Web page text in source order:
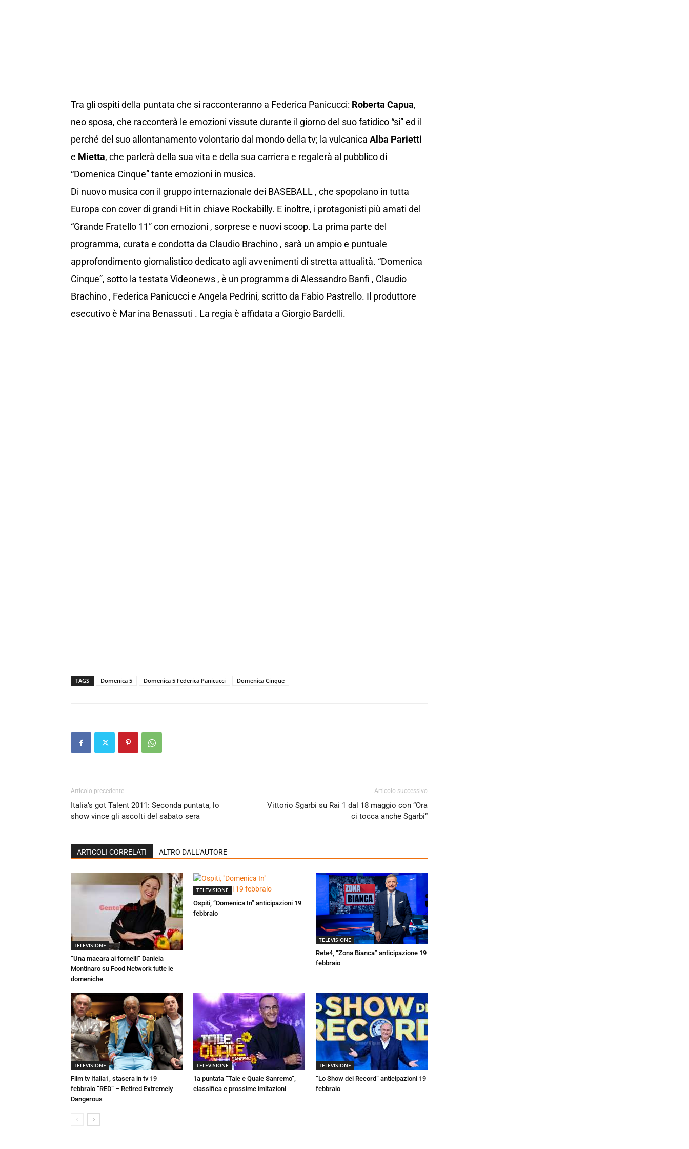
Tra gli ospiti della puntata che si racconteranno a Federica Panicucci: Roberta Capua,
neo sposa, che racconterà le emozioni vissute durante il giorno del suo fatidico “si” ed il
perché del suo allontanamento volontario dal mondo della tv; la vulcanica Alba Parietti
e Mietta, che parlerà della sua vita e della sua carriera e regalerà al pubblico di
“Domenica Cinque” tante emozioni in musica.
Di nuovo musica con il gruppo internazionale dei BASEBALL , che spopolano in tutta
Europa con cover di grandi Hit in chiave Rockabilly. E inoltre, i protagonisti più amati del
“Grande Fratello 11” con emozioni , sorprese e nuovi scoop. La prima parte del
programma, curata e condotta da Claudio Brachino , sarà un ampio e puntuale
approfondimento giornalistico dedicato agli avvenimenti di stretta attualità. “Domenica
Cinque”, sotto la testata Videonews , è un programma di Alessandro Banfi , Claudio
Brachino , Federica Panicucci e Angela Pedrini, scritto da Fabio Pastrello. Il produttore
esecutivo è Mar ina Benassuti . La regia è affidata a Giorgio Bardelli.
TAGS Domenica 5 Domenica 5 Federica Panicucci Domenica Cinque
Articolo precedente
Italia’s got Talent 2011: Seconda puntata, lo
show vince gli ascolti del sabato sera
Articolo successivo
Vittorio Sgarbi su Rai 1 dal 18 maggio con “Ora
ci tocca anche Sgarbi”
ARTICOLI CORRELATI ALTRO DALL'AUTORE
TELEVISIONE
“Una macara ai fornelli” Daniela
Montinaro su Food Network tutte le
domeniche
TELEVISIONE
Ospiti, “Domenica In” anticipazioni 19
febbraio
TELEVISIONE
Rete4, “Zona Bianca” anticipazione 19
febbraio
TELEVISIONE
Film tv Italia1, stasera in tv 19
febbraio “RED” – Retired Extremely
Dangerous
TELEVISIONE
1a puntata “Tale e Quale Sanremo”,
classifica e prossime imitazioni
TELEVISIONE
“Lo Show dei Record” anticipazioni 19
febbraio